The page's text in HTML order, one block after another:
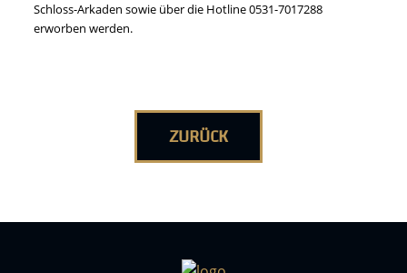
Schloss-Arkaden sowie über die Hotline 0531-7017288
erworben werden.
ZURÜCK